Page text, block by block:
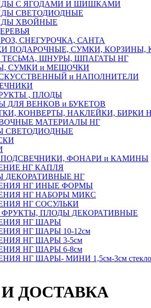
С ЯГОДАМИ И ШИШКАМИ
СВЕТОДИОДНЫЕ
ХВОЙНЫЕ
СНЕГУРОЧКА, САНТА
ПОДАРОЧНЫЕ, СУМКИ,
ТЕСЬМА, ШНУРЫ, ШПАГАТЫ НГ
СУМКИ и МЕШОЧКИ
и НАПОЛНИТЕЛИ
, ПЛОДЫ
ДЛЯ ВЕНКОВ и БУКЕТОВ
КОНВЕРТЫ, НАКЛЕЙКИ, БИРКИ
МАТЕРИАЛЫ НГ
СВЕТОДИОДНЫЕ
ПОДСВЕЧНИКИ, ФОНАРИ и КАМИНЫ
НГ КАПЛЯ
ДЕКОРАТИВНЫЕ НГ
НГ ИНЫЕ ФОРМЫ
НГ НАБОРЫ МИКС
НГ СОСУЛЬКИ
ФРУКТЫ, ПЛОДЫ ДЕКОРАТИВНЫЕ
НГ ШАРЫ
НГ ШАРЫ 10-12см
НГ ШАРЫ 3-5см
НГ ШАРЫ 6-8см
НГ ШАРЫ- МИНИ 1,5см-3см стекло
ДОСТАВКА